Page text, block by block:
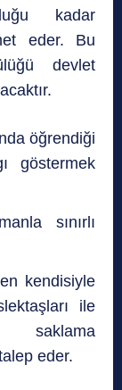
kadar
eder. Bu
devlet
öğrendiği
göstermek
sınırlı
kendisiyle
ile
saklama
eder.